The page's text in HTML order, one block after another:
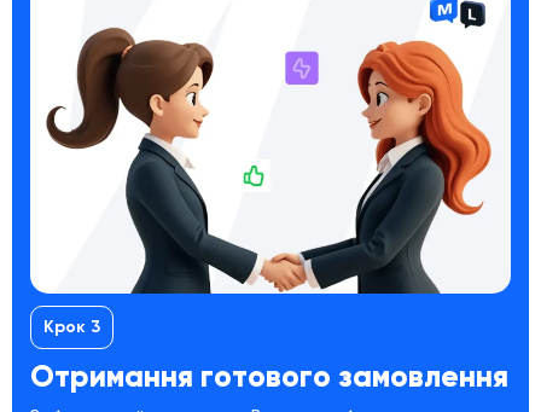
Крок 3
Отримання готового замовлення